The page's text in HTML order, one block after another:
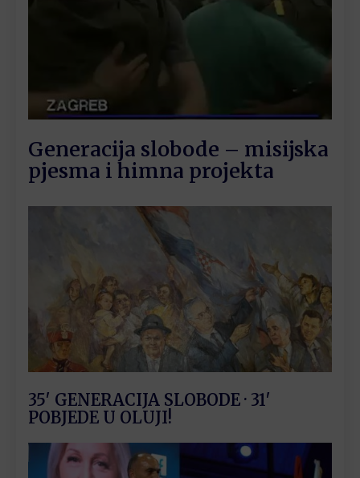
Generacija slobode – misijska
pjesma i himna projekta
35′ GENERACIJA SLOBODE · 31′
POBJEDE U OLUJI!